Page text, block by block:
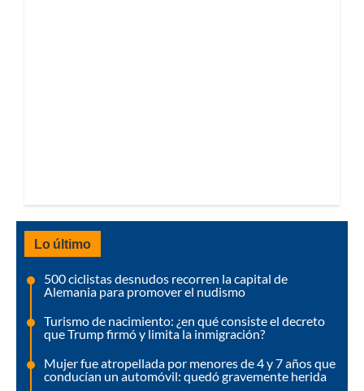
Lo último
500 ciclistas desnudos recorren la capital de
Alemania para promover el nudismo
Turismo de nacimiento: ¿en qué consiste el decreto
que Trump firmó y limita la inmigración?
Mujer fue atropellada por menores de 4 y 7 años que
conducían un automóvil: quedó gravemente herida